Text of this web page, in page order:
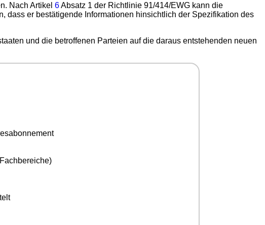
Nach Artikel 6Absatz 1 der Richtlinie 91/414/EWG kann die
dass er bestätigende Informationen hinsichtlich der Spezifikation des
und die betroffenen Parteien auf die daraus entstehenden neuen